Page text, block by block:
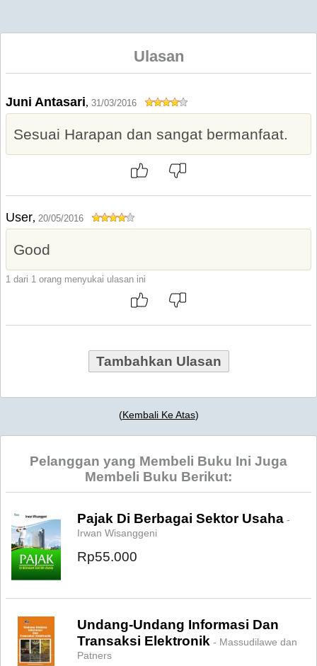
Ulasan
Juni Antasari, 31/03/2016
Sesuai Harapan dan sangat bermanfaat.
User, 20/05/2016
Good
1 dari 1 orang menyukai ulasan ini
Tambahkan Ulasan
(Kembali Ke Atas)
Pelanggan yang Membeli Buku Ini Juga
Membeli Buku Berikut:
Pajak Di Berbagai Sektor Usaha -
Irwan Wisanggeni
Rp55.000
Undang-Undang Informasi Dan
Transaksi Elektronik - Massudilawe dan
Patners